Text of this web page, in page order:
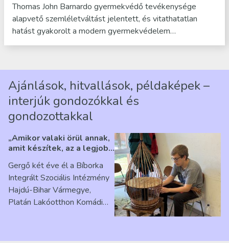
Thomas John Barnardo gyermekvédő tevékenysége
alapvető szemléletváltást jelentett, és vitathatatlan
hatást gyakorolt a modern gyermekvédelem…
Ajánlások, hitvallások, példaképek –
interjúk gondozókkal és
gondozottakkal
„Amikor valaki örül annak,
amit készítek, az a legjobb
Ribárszky Gergő ellátottal
Gergő két éve él a Bíborka
Integrált Szociális Intézmény
Hajdú-Bihar Vármegye,
Platán Lakóotthon Komádi